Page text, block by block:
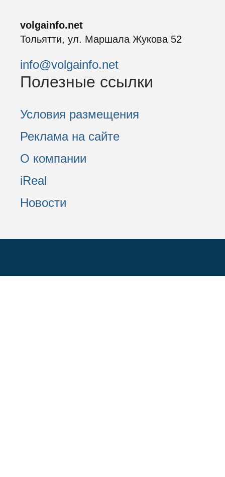
volgainfo.net
Тольятти, ул. Маршала Жукова 52
info@volgainfo.net
Полезные ссылки
Условия размещения
Реклама на сайте
О компании
iReal
Новости